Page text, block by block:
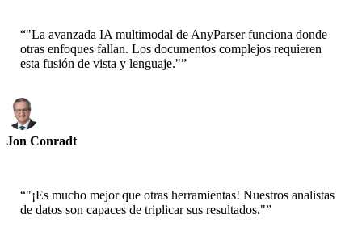
“"La avanzada IA multimodal de AnyParser funciona donde
otras enfoques fallan. Los documentos complejos requieren
esta fusión de vista y lenguaje."”
Jon Conradt
“"¡Es mucho mejor que otras herramientas! Nuestros analistas
de datos son capaces de triplicar sus resultados."”